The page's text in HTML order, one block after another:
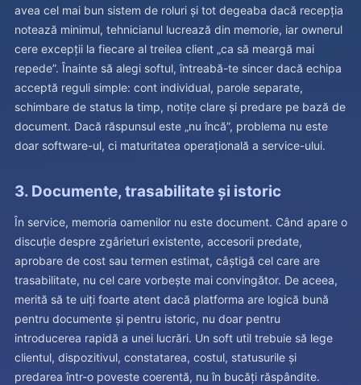
avea cel mai bun sistem de roluri și tot degeaba dacă recepția
notează minimul, tehnicianul lucrează din memorie, iar ownerul
cere excepții la fiecare al treilea client „ca să meargă mai
repede”. Înainte să alegi softul, întreabă-te sincer dacă echipa
acceptă reguli simple: cont individual, parole separate,
schimbare de status la timp, notițe clare și predare pe bază de
document. Dacă răspunsul este „nu încă”, problema nu este
doar software-ul, ci maturitatea operațională a service-ului.
3. Documente, trasabilitate și istoric
În service, memoria oamenilor nu este document. Când apare o
discuție despre zgârieturi existente, accesorii predate,
aprobare de cost sau termen estimat, câștigă cel care are
trasabilitate, nu cel care vorbește mai convingător. De aceea,
merită să te uiți foarte atent dacă platforma are logică bună
pentru documente și pentru istoric, nu doar pentru
introducerea rapidă a unei lucrări. Un soft util trebuie să lege
clientul, dispozitivul, constatarea, costul, statusurile și
predarea într-o poveste coerentă, nu în bucăți răspândite.